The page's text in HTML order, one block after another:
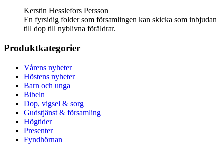
Kerstin Hesslefors Persson
En fyrsidig folder som församlingen kan skicka som inbjudan
till dop till nyblivna föräldrar.
Produktkategorier
Vårens nyheter
Höstens nyheter
Barn och unga
Bibeln
Dop, vigsel & sorg
Gudstjänst & församling
Högtider
Presenter
Fyndhörnan